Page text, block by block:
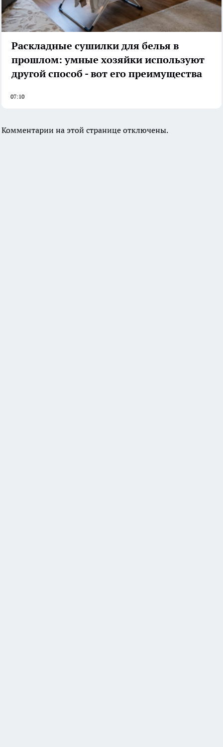
Раскладные сушилки для белья в
прошлом: умные хозяйки используют
другой способ - вот его преимущества
07:10
Комментарии на этой странице отключены.